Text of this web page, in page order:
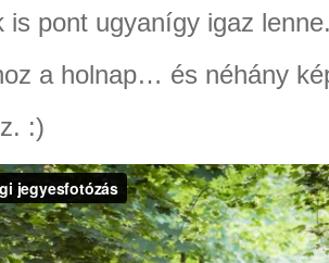
is pont ugyanígy igaz
a holnap… és néhány
:)